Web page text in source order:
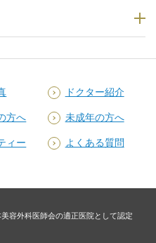
ドクター紹介
方へ 未成年の方へ
ィー
よくある質問
容外科医師会の適正医院として認定